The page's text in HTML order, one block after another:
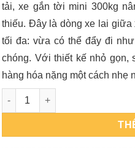
tải, xe gắn tời mini 300kg
thiếu. Đây là dòng xe lai giữa
tối đa: vừa có thể đẩy đi
chóng. Với thiết kế nhỏ gọn,
hàng hóa nặng một cách nhẹ
Xe gắn tời mini 300kg nâng